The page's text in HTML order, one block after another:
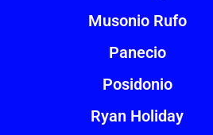
Musonio Rufo
Panecio
Posidonio
Ryan Holiday